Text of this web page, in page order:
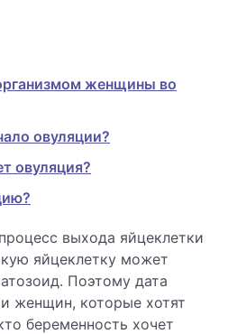
женщины во
овуляции?
овуляция?
выхода яйцеклетки
яйцеклетку может
Поэтому дата
женщин, которые хотят
беременность хочет